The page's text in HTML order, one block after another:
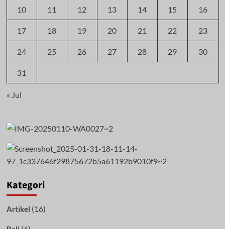
10 11 12 13 14 15 16
17 18 19 20 21 22 23
24 25 26 27 28 29 30
31
« Jul
Kategori
Artikel (16)